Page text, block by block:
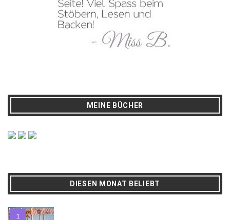
MEINE BÜCHER
DIESEN MONAT BELIEBT